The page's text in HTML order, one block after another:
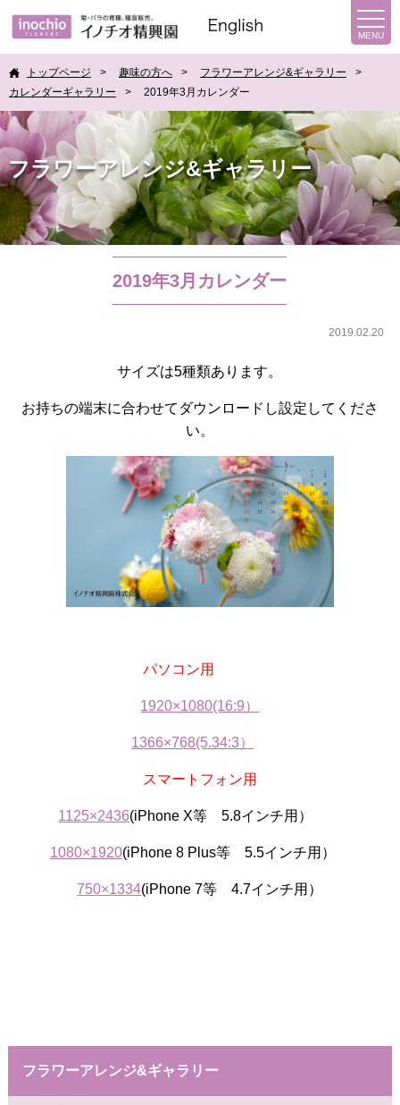
トップページ 趣味の方へ
フラワーアレンジ&ギャラリー
カレンダーギャラリー
2019年3月カレンダー
フラワーアレンジ&ギャラリー
2019年3月カレンダー
2019.02.20
サイズは5種類あります。
お持ちの端末に合わせてダウンロードし設定してくださ
い。
パソコン用
1920×1080(16:9）
1366×768(5.34:3）
スマートフォン用
1125×2436(iPhone X等 5.8インチ用）
1080×1920(iPhone 8 Plus等 5.5インチ用）
750×1334(iPhone 7等 4.7インチ用）
フラワーアレンジ&ギャラリー